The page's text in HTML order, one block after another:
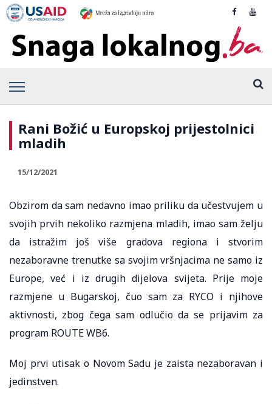
Rani Božić u Europskoj prijestolnici
mladih
15/12/2021
Obzirom da sam nedavno imao priliku da učestvujem u
svojih prvih nekoliko razmjena mladih, imao sam želju
da istražim još više gradova regiona i stvorim
nezaboravne trenutke sa svojim vršnjacima ne samo iz
Europe, već i iz drugih dijelova svijeta. Prije moje
razmjene u Bugarskoj, čuo sam za RYCO i njihove
aktivnosti, zbog čega sam odlučio da se prijavim za
program ROUTE WB6.
Moj prvi utisak o Novom Sadu je zaista nezaboravan i
jedinstven.